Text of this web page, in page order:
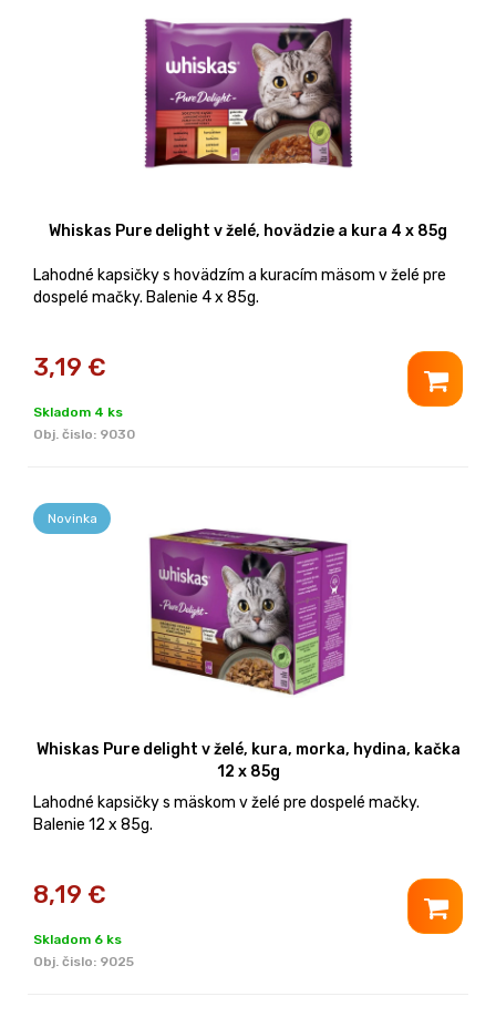
Whiskas Pure delight v želé, hovädzie a kura 4 x 85g
Lahodné kapsičky s hovädzím a kuracím mäsom v želé pre
dospelé mačky. Balenie 4 x 85g.
3,19 €
Skladom 4 ks
Obj. čislo: 9030
Novinka
Whiskas Pure delight v želé, kura, morka, hydina, kačka
12 x 85g
Lahodné kapsičky s mäskom v želé pre dospelé mačky.
Balenie 12 x 85g.
8,19 €
Skladom 6 ks
Obj. čislo: 9025